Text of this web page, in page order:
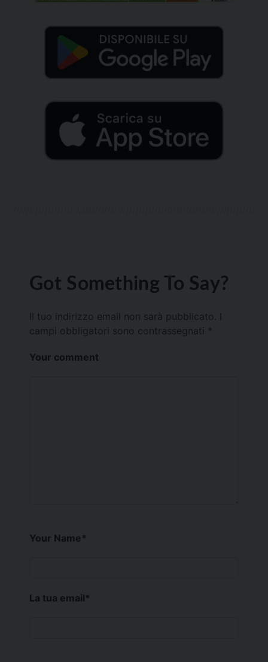
Got Something To Say?
Il tuo indirizzo email non sarà pubblicato.
campi obbligatori sono contrassegnati *
Your comment
Your Name*
La tua email*